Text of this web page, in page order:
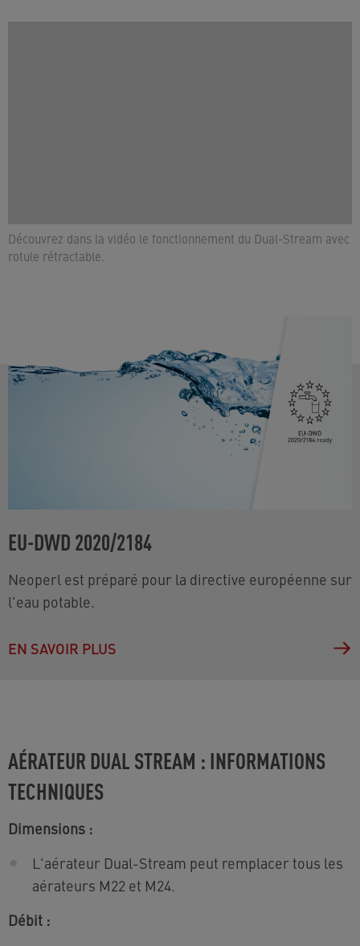
Découvrez dans la vidéo le fonctionnement du Dual-Stream avec
rotule rétractable.
EU-DWD 2020/2184
Neoperl est préparé pour la directive européenne sur
l'eau potable.
EN SAVOIR PLUS
AÉRATEUR DUAL STREAM : INFORMATIONS
TECHNIQUES
Dimensions :
L'aérateur Dual-Stream peut remplacer tous les
aérateurs M22 et M24.
Débit :